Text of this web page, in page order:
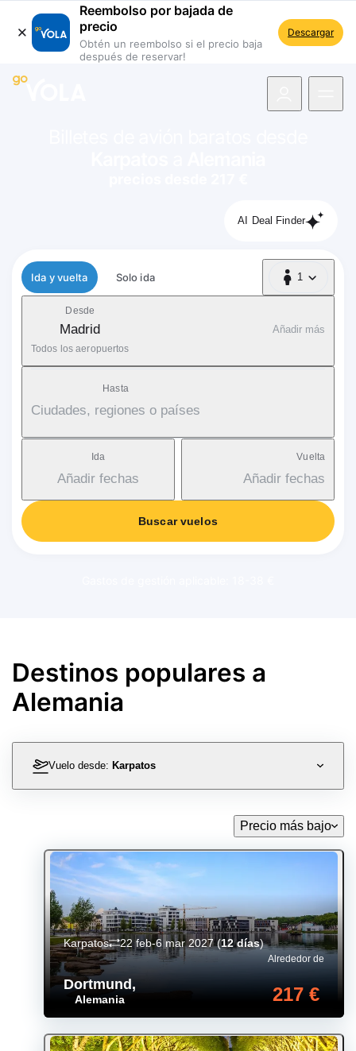
Reembolso por bajada de
precio
Obtén un reembolso si el precio baja
después de reservar!
Descargar
AI Deal Finder
Tipo de vuelo
Ida y vuelta Solo ida 1
1 Pasajero
Desde
Madrid
Todos los aeropuertos
Añadir más
Hasta
Ciudades, regiones o países
Ida
Añadir fechas
Vuelta
Añadir fechas
Buscar vuelos
Destinos populares a
Alemania
Vuelo desde: Karpatos
Precio más bajo
Dortmund ,
Alemania
Alrededor de
217 €
Karpatos 22 feb-6 mar 2027(12 días)